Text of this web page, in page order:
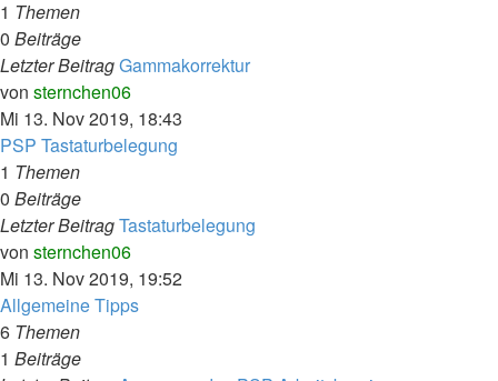
1 Themen
0 Beiträge
Letzter BeitragGammakorrektur
von sternchen06Neuester
Beitrag
Mi 13. Nov 2019, 18:43
PSP Tastaturbelegung
1 Themen
0 Beiträge
Letzter BeitragTastaturbelegung
von sternchen06Neuester
Beitrag
Mi 13. Nov 2019, 19:52
Allgemeine Tipps
6 Themen
1 Beiträge